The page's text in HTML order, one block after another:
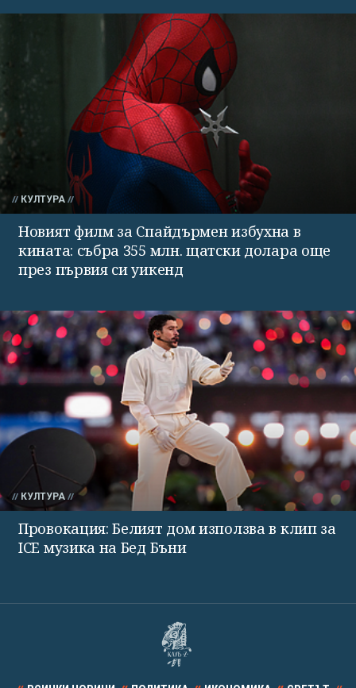
КУЛТУРА
Новият филм за Спайдърмен избухна в
кината: събра 355 млн. щатски долара още
през първия си уикенд
КУЛТУРА
Провокация: Белият дом използва в клип за
ICE музика на Бед Бъни